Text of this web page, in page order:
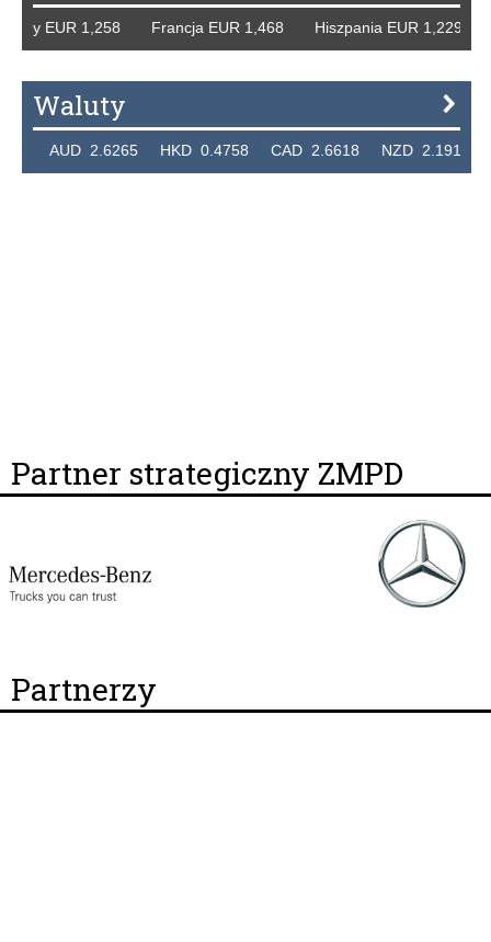
EUR 1,258 Francja EUR 1,468 Hiszpania EUR 1,229
Waluty
AUD 2.6265 HKD 0.4758 CAD 2.6618 NZD 2.1914
Partner strategiczny ZMPD
Partnerzy